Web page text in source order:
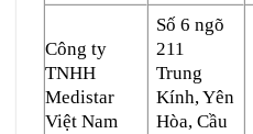
Công ty
TNHH
Medistar
Việt Nam
Số 6 ngõ
211
Trung
Kính, Yên
Hòa, Cầu